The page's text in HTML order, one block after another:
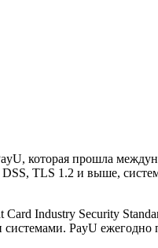
которая прошла
DSS, TLS 1.2 и выше,
Industry Security
PayU ежегодно